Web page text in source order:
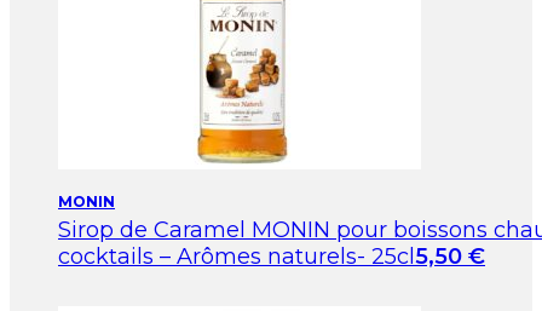
MONIN
Sirop de Caramel MONIN pour boissons
cocktails – Arômes naturels- 25cl5,50 €